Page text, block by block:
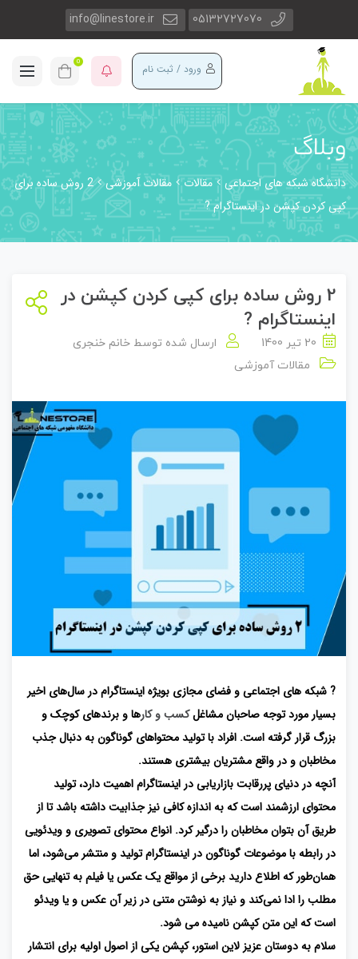
05132727070
info@linestore.ir
ورود / ثبت نام 0
وبلاگ
دانشگاه شبکه های اجتماعی مقالات مقالات آموزشی
2 روش ساده برای
کپی کردن کپشن در اینستاگرام ?
2 روش ساده برای کپی کردن کپشن در
اینستاگرام ?
20 تیر 1400 ارسال شده توسط خانم خنجری
مقالات آموزشی
? شبکه‌ های اجتماعی و فضای مجازی بویژه اینستاگرام در سال‌های اخیر
بسیار مورد توجه صاحبان مشاغلکسب ‌و کارها و برندهای کوچک و
بزرگ قرار گرفته است. افراد با تولید محتواهای گوناگون به دنبال جذب
مخاطبان و در واقع مشتریان بیشتری هستند.
آنچه در دنیای پررقابت بازاریابی در اینستاگرام اهمیت دارد، تولید
محتوای ارزشمند است که به اندازه کافی نیز جذابیت داشته باشد تا از
طریق آن بتوان مخاطبان را درگیر کرد. انواع محتوای تصویری و ویدئویی
در رابطه با موضوعات گوناگون در اینستاگرام تولید و منتشر می‌شود، اما
همان‌طور که اطلاع دارید برخی از مواقع یک عکس یا فیلم به ‌تنهایی حق
مطلب را ادا نمی‌کند و نیاز به نوشتن متنی در زیر آن عکس و یا ویدئو
است که این متن کپشن نامیده می شود.
سلام به دوستان عزیز لاین استور، کپشن یکی از اصول اولیه برای انتشار